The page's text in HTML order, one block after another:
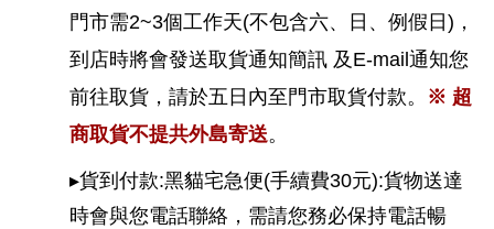
門市需2~3個工作天(不包含六、日、例假日)，
到店時將會發送取貨通知簡訊 及E-mail通知您
前往取貨，請於五日內至門市取貨付款。 ※ 超
商取貨不提共外島寄送。
▸貨到付款:黑貓宅急便(手續費30元):貨物送達
時會與您電話聯絡，需請您務必保持電話暢